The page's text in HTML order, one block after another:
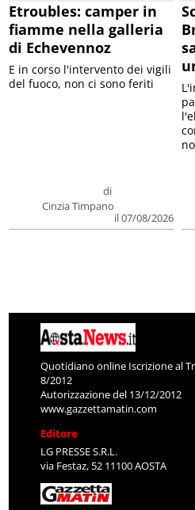
Etroubles: camper in
fiamme nella galleria
di Echevennoz
di
Cinzia Timpano
il 07/08/2026
E in corso l'intervento dei vigili
del fuoco, non ci sono feriti
Quotidiano online Iscrizione al
8/2012
Autorizzazione del 13/12/2012
www.gazzettamatin.com
Editore
LG PRESSE S.R.L.
via Festaz, 52 11100 AOSTA